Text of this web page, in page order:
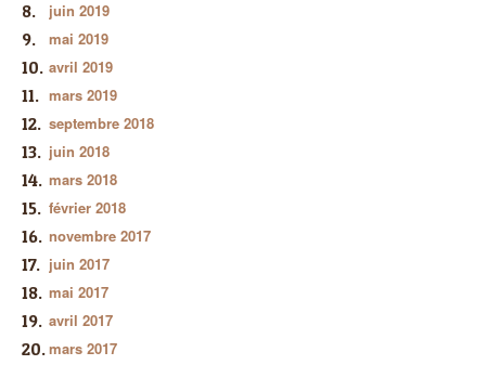
juin 2019
mai 2019
avril 2019
mars 2019
septembre 2018
juin 2018
mars 2018
février 2018
novembre 2017
juin 2017
mai 2017
avril 2017
mars 2017